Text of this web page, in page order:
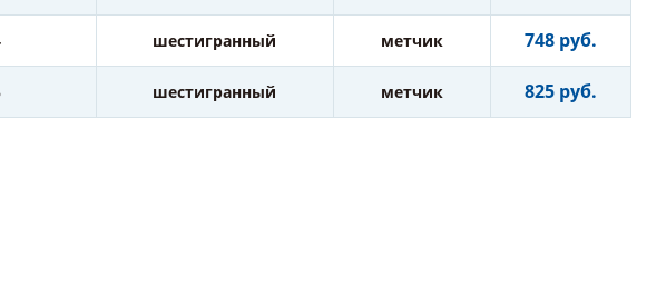
шестигранный метчик 748 руб.
шестигранный метчик 825 руб.